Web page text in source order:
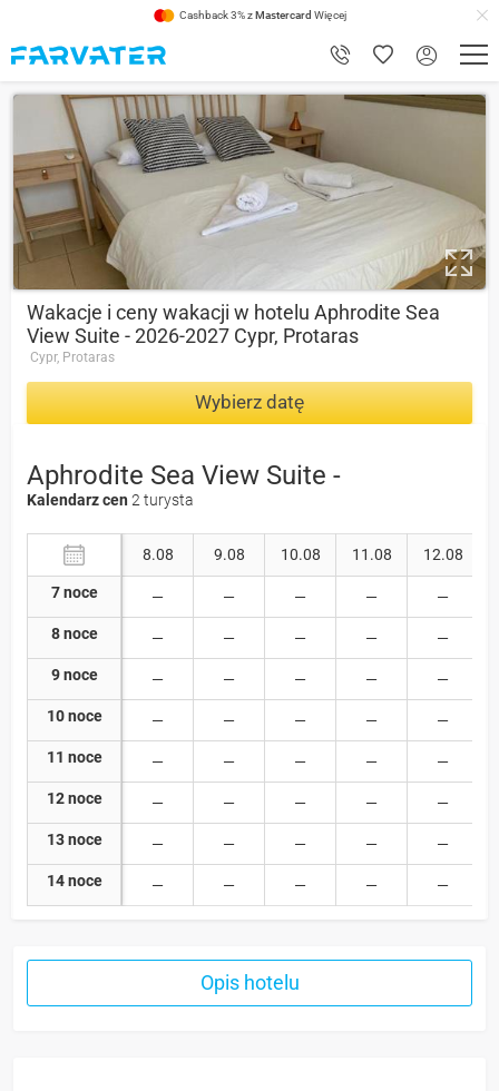
Cashback 3% zMastercard Więcej
Wakacje i ceny wakacji w hotelu Aphrodite Sea
View Suite - 2026-2027 Cypr, Protaras
Cypr, Protaras
Wybierz datę
Aphrodite Sea View Suite -
Kalendarz cen 2 turysta
7 noce
8 noce
9 noce
10 noce
11 noce
12 noce
13 noce
14 noce
8.08 9.08 10.08 11.08 12.08
Opis hotelu